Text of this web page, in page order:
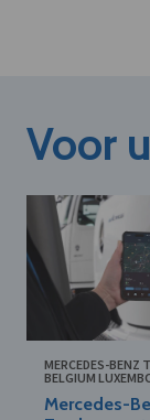
Voor
MERCEDES-BENZ
BELGIUM
Mercedes-